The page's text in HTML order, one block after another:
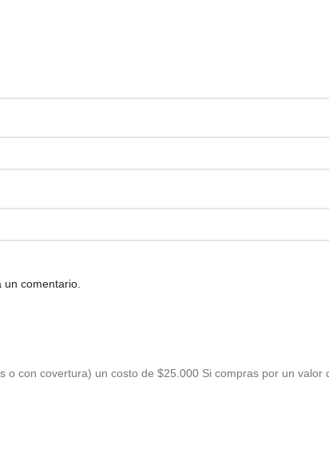
un comentario.
con covertura) un costo de $25.000 Si compras por un